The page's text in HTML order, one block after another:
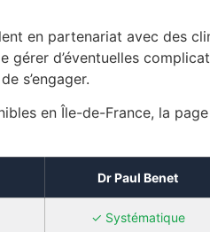
en partenariat avec des
gérer d’éventuelles
s’engager.
en Île-de-France, la page
Dr Paul Benet
✓ Systématique